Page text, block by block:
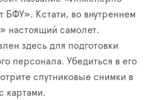
БФУ». Кстати, во внутреннем
настоящий самолет.
здесь для подготовки
персонала. Убедиться в его
спутниковые снимки в
картами.